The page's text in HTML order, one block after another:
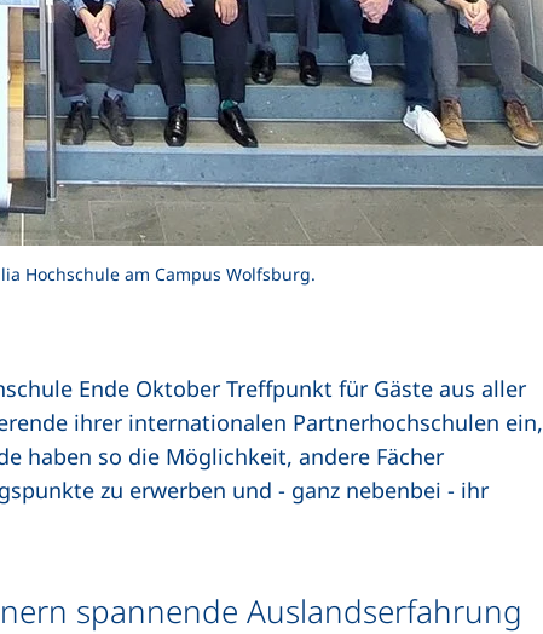
Hochschule am Campus Wolfsburg.
Ende Oktober Treffpunkt für Gäste aus aller
ihrer internationalen Partnerhochschulen ein,
haben so die Möglichkeit, andere Fächer
zu erwerben und - ganz nebenbei - ihr
spannende Auslandserfahrung